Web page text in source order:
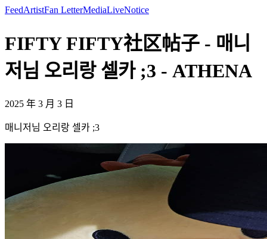
FeedArtistFan LetterMediaLiveNotice
FIFTY FIFTY社区帖子 - 매니
저님 오리랑 셀카 ;3 - ATHENA
2025 年 3 月 3 日
매니저님 오리랑 셀카 ;3